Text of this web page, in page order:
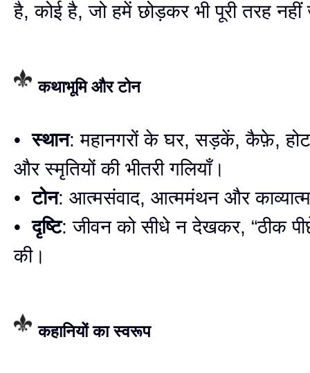
है, कोई है, जो हमें छोड़कर भी पूरी तरह नहीं
कथाभूमि और टोन
•स्थान: महानगरों के घर, सड़कें, कैफ़े,
और स्मृतियों की भीतरी गलियाँ।
•टोन: आत्मसंवाद, आत्ममंथन और
•दृष्टि: जीवन को सीधे न देखकर, “ठीक
की।
कहानियों का स्वरूप